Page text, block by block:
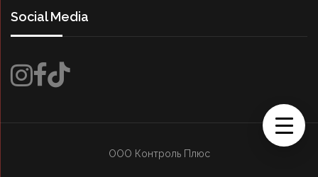
Social Media
ООО Контроль Плюс